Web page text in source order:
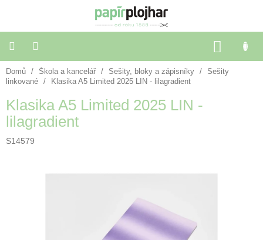
KOŠÍK
Balení
dárků
Dekorace
doplňky
Domů / Škola a kancelář / Sešity, bloky a zápisníky /
Sešity
linkované
/ Klasika A5 Limited 2025 LIN - lilagradient
Klasika A5 Limited 2025 LIN -
lilagradient
S14579